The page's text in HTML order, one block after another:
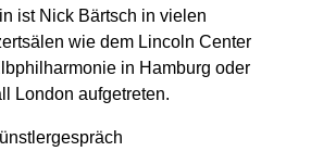
ist Nick Bärtsch in vielen
wie dem Lincoln Center
in Hamburg oder
London aufgetreten.